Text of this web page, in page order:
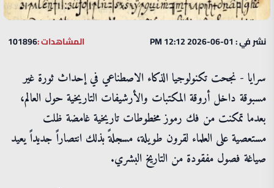
نشر في : 01-06-2026 12:12 PM المشاهدات :101896
سرايا - نجحت تكنولوجيا الذكاء الاصطناعي في إحداث ثورة غير
مسبوقة داخل أروقة المكتبات والأرشيفات التاريخية حول العالم،
بعدما تمكنت من فك رموز مخطوطات تاريخية غامضة ظلت
مستعصية على العلماء لقرون طويلة، مسجلةً بذلك انتصاراً جديداً يعيد
صياغة فصول مفقودة من التاريخ البشري.